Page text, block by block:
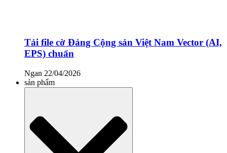
Tải file cờ Đảng Cộng sản Việt Nam Vector (AI,
EPS) chuẩn
Ngan 22/04/2026
sản phẩm